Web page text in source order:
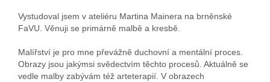
Vystudoval jsem v ateliéru Martina Mainera na brněnské
FaVU. Věnuji se primárně malbě a kresbě.
Malířství je pro mne převážně duchovní a mentální proces.
Obrazy jsou jakýmsi svědectvím těchto procesů. Aktuálně se
vedle malby zabývám též arteterapií. V obrazech